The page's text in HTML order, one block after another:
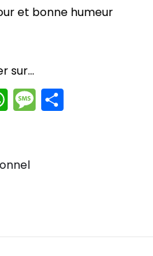
et bonne humeur
sur...
W
h
ts
M
e